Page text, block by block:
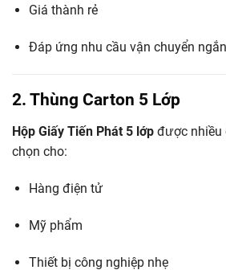
Giá thành rẻ
Đáp ứng nhu cầu vận chuyển ngắn
2. Thùng Carton 5 Lớp
Hộp Giấy Tiến Phát 5 lớp được nhiều
chọn cho:
Hàng điện tử
Mỹ phẩm
Thiết bị công nghiệp nhẹ